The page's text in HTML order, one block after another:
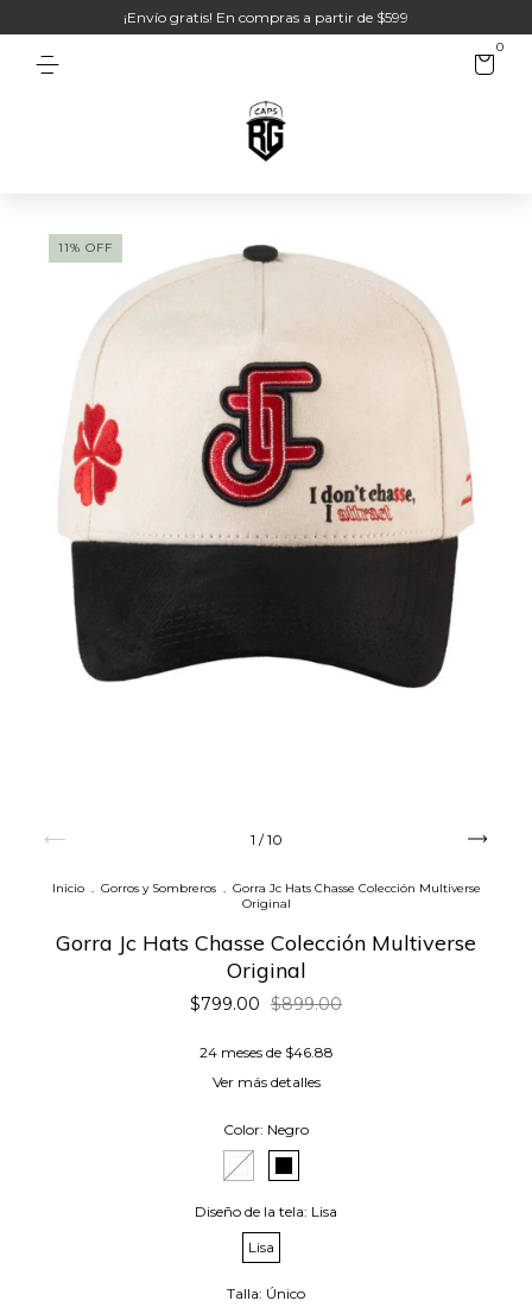
¡Envío gratis! En compras a partir de $599
0
11% OFF
1 /10
Inicio . Gorros y Sombreros . Gorra Jc Hats Chasse Colección Multiverse
Original
Gorra Jc Hats Chasse Colección Multiverse
Original
$799.00 $899.00
24 meses de $46.88
Ver más detalles
Color: Negro
Diseño de la tela: Lisa
Lisa
Talla: Único